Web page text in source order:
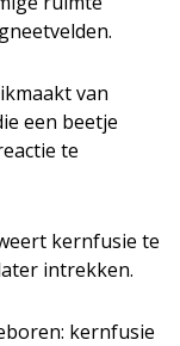
van
een beetje
te
kernfusie te
intrekken.
kernfusie